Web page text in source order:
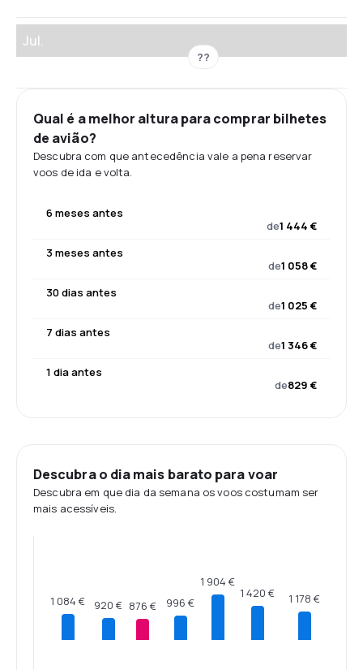
Jul.
??
Qual é a melhor altura para comprar bilhetes
de avião?
Descubra com que antecedência vale a pena reservar
voos de ida e volta.
6 meses antes
de1 444 €
3 meses antes
de1 058 €
30 dias antes
de1 025 €
7 dias antes
de1 346 €
1 dia antes
de829 €
Descubra o dia mais barato para voar
Descubra em que dia da semana os voos costumam ser
mais acessíveis.
1 084 € 920 € 876 € 996 €
1 904 €
1 420 € 1 178 €